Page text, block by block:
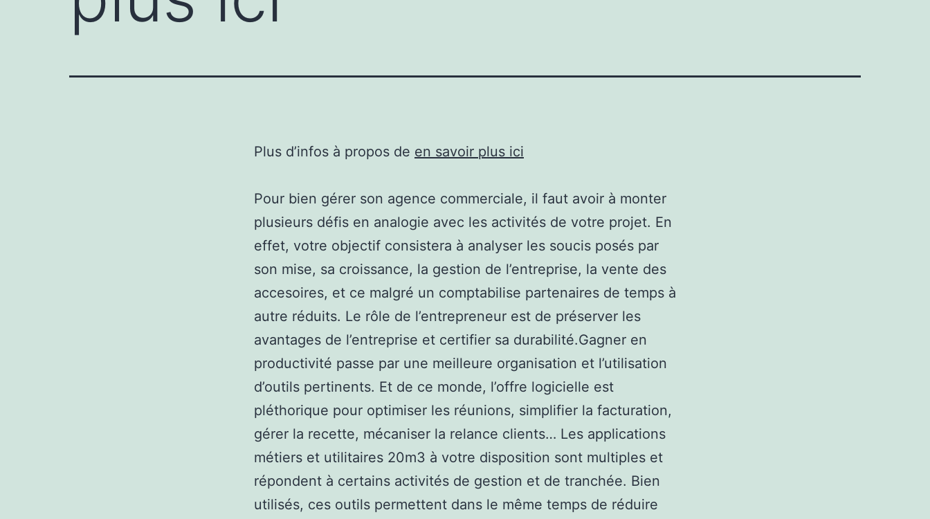
Plus d’infos à propos de en savoir plus ici
Pour bien gérer son agence commerciale, il faut avoir à monter
plusieurs défis en analogie avec les activités de votre projet. En
effet, votre objectif consistera à analyser les soucis posés par
son mise, sa croissance, la gestion de l’entreprise, la vente des
accesoires, et ce malgré un comptabilise partenaires de temps à
autre réduits. Le rôle de l’entrepreneur est de préserver les
avantages de l’entreprise et certifier sa durabilité.Gagner en
productivité passe par une meilleure organisation et l’utilisation
d’outils pertinents. Et de ce monde, l’offre logicielle est
pléthorique pour optimiser les réunions, simplifier la facturation,
gérer la recette, mécaniser la relance clients… Les applications
métiers et utilitaires 20m3 à votre disposition sont multiples et
répondent à certains activités de gestion et de tranchée. Bien
utilisés, ces outils permettent dans le même temps de réduire